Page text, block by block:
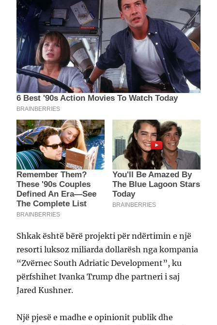
Shkak është bërë projekti për ndërtimin e një
resorti luksoz miliarda dollarësh nga kompania
“Zvërnec South Adriatic Development”, ku
përfshihet Ivanka Trump dhe partneri i saj
Jared Kushner.
Një pjesë e madhe e opinionit publik dhe